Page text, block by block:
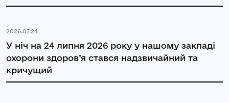
2026.07.24
У ніч на 24 липня 2026 року у нашому закладі
охорони здоров’я стався надзвичайний та
кричущий